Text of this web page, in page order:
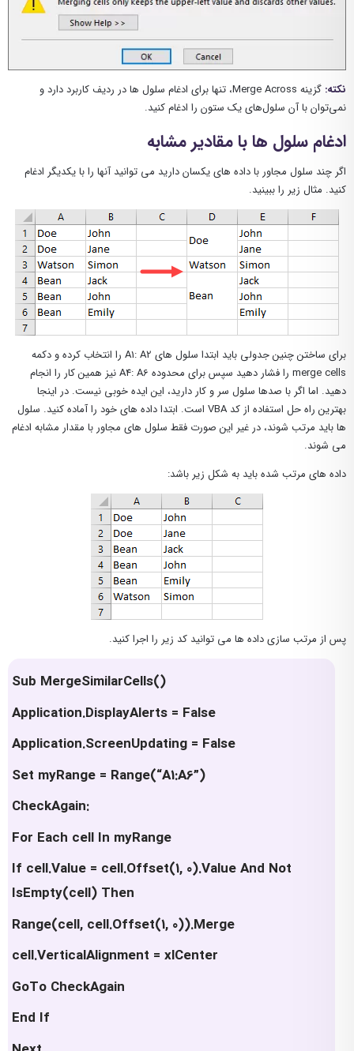
نکته:
گزینه Merge Across، تنها برای ادغام سلول ها در ردیف کاربرد دارد و
نمی‌توان با آن سلول‌های یک ستون را ادغام کنید.
ادغام سلول ها با مقادیر مشابه
اگر چند سلول مجاور با داده های یکسان دارید می توانید آنها را با یکدیگر ادغام
کنید. مثال زیر را ببینید.
برای ساختن چنین جدولی باید ابتدا سلول های A1: A2 را انتخاب کرده و دکمه
merge cells را فشار دهید سپس برای محدوده A4: A6 نیز همین کار را انجام
دهید. اما اگر با صدها سلول سر و کار دارید، این ایده خوبی نیست. در اینجا
بهترین راه حل استفاده از کد VBA است. ابتدا داده های خود را آماده کنید. سلول
ها باید مرتب شوند، در غیر این صورت فقط سلول های مجاور با مقدار مشابه ادغام
می شوند.
داده های مرتب شده باید به شکل زیر باشد:
پس از مرتب سازی داده ها می توانید کد زیر را اجرا کنید.
Sub MergeSimilarCells()
Application.DisplayAlerts = False
Application.ScreenUpdating = False
Set myRange = Range(“A1:A6”)
CheckAgain:
For Each cell In myRange
If cell.Value = cell.Offset(1, 0).Value And Not
IsEmpty(cell) Then
Range(cell, cell.Offset(1, 0)).Merge
cell.VerticalAlignment = xlCenter
GoTo CheckAgain
End If